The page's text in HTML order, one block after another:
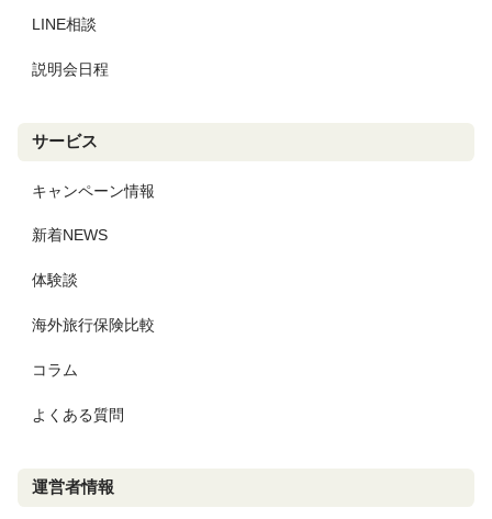
LINE相談
説明会日程
サービス
キャンペーン情報
新着NEWS
体験談
海外旅行保険比較
コラム
よくある質問
運営者情報